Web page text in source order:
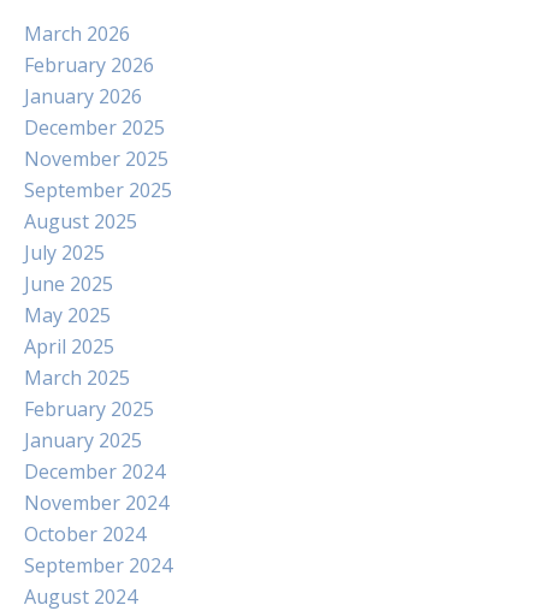
March 2026
February 2026
January 2026
December 2025
November 2025
September 2025
August 2025
July 2025
June 2025
May 2025
April 2025
March 2025
February 2025
January 2025
December 2024
November 2024
October 2024
September 2024
August 2024